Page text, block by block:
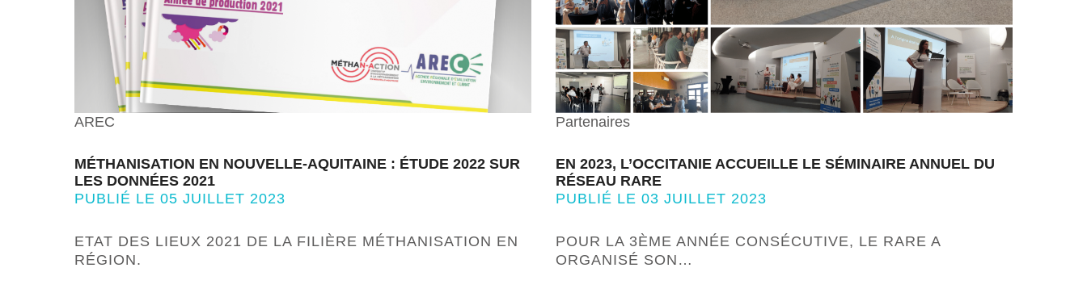
AREC
MÉTHANISATION EN NOUVELLE-AQUITAINE : ÉTUDE 2022 SUR
LES DONNÉES 2021
PUBLIÉ LE 05 JUILLET 2023
ETAT DES LIEUX 2021 DE LA FILIÈRE MÉTHANISATION EN
RÉGION.
Partenaires
EN 2023, L’OCCITANIE ACCUEILLE LE SÉMINAIRE ANNUEL DU
RÉSEAU RARE
PUBLIÉ LE 03 JUILLET 2023
POUR LA 3ÈME ANNÉE CONSÉCUTIVE, LE RARE A
ORGANISÉ SON…